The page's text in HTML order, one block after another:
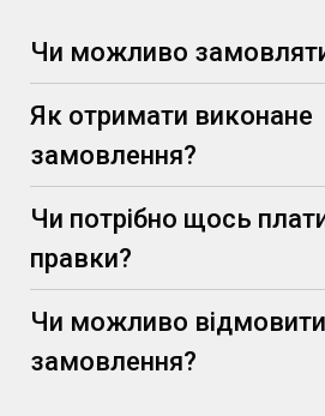
Чи можливо
Як отримати виконане
замовлення?
Чи потрібно щось
правки?
Чи можливо
замовлення?